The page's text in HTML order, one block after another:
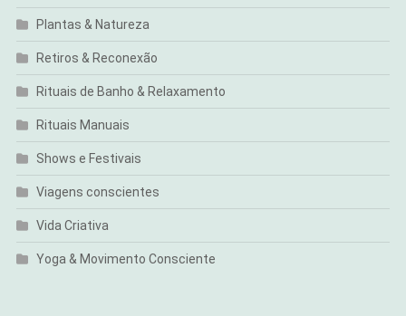
Plantas & Natureza
Retiros & Reconexão
Rituais de Banho & Relaxamento
Rituais Manuais
Shows e Festivais
Viagens conscientes
Vida Criativa
Yoga & Movimento Consciente